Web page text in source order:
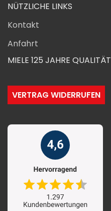
NÜTZLICHE LINKS
Kontakt
Anfahrt
MIELE 125 JAHRE QUALITÄT
VERTRAG WIDERRUFEN